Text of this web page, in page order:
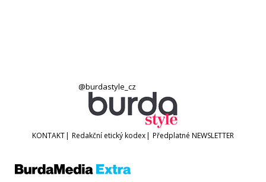
@burdastyle_cz
KONTAKT| Redakční etický kodex| Předplatné NEWSLETTER